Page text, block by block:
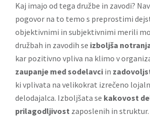
Kaj imajo od tega družbe in zavodi?
pogovor na to temo s preprostimi
objektivnimi in subjektivnimi merili
družbah in zavodih se izboljša
kar pozitivno vpliva na klimo v
zaupanje med sodelavci in
ki vplivata na velikokrat izrečeno
delodajalca. Izboljšata se kakovost
prilagodljivost zaposlenih in struktur.